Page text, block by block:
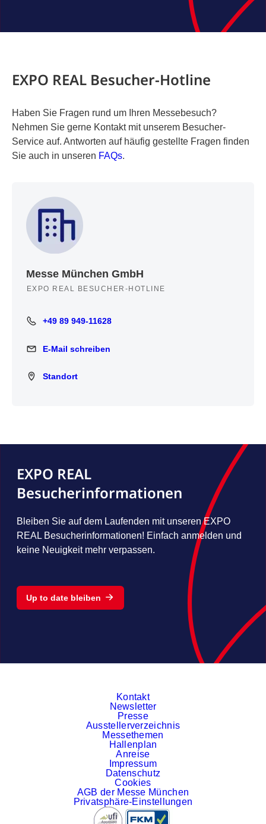
EXPO REAL Besucher-Hotline
Haben Sie Fragen rund um Ihren Messebesuch?
Nehmen Sie gerne Kontakt mit unserem Besucher-
Service auf. Antworten auf häufig gestellte Fragen finden
Sie auch in unseren FAQs.
Messe München GmbH
EXPO REAL BESUCHER-HOTLINE
+49 89 949-11628
+49 89 949-11628
E-Mail schreiben
E-Mail schreiben
Standort
Standort
EXPO REAL
Besucherinformationen
Bleiben Sie auf dem Laufenden mit unseren EXPO
REAL Besucherinformationen! Einfach anmelden und
keine Neuigkeit mehr verpassen.
Up to date bleiben
Kontakt
Newsletter
Presse
Ausstellerverzeichnis
Messethemen
Hallenplan
Anreise
Impressum
Datenschutz
Cookies
AGB der Messe München
Privatsphäre-Einstellungen